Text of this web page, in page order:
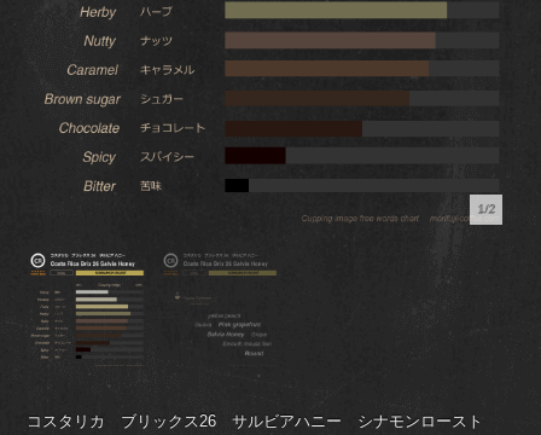
1/2
コスタリカ ブリックス26 サルビアハニー シナモンロースト